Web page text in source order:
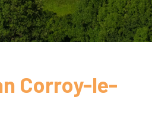
Corroy-le-